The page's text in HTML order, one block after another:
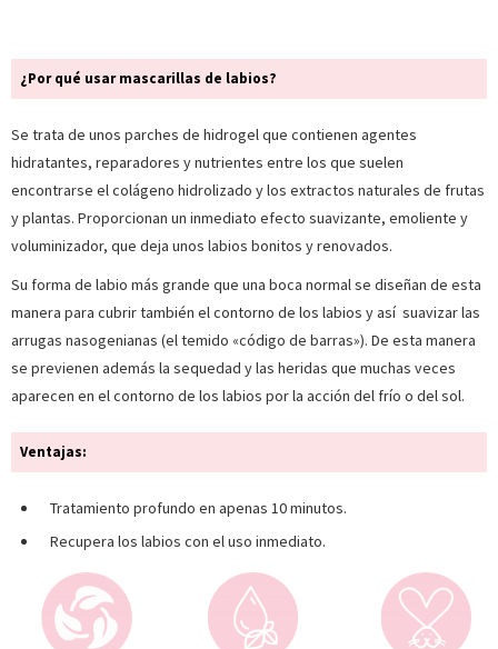
¿Por qué usar mascarillas de labios?
Se trata de unos parches de hidrogel que contienen agentes
hidratantes, reparadores y nutrientes entre los que suelen
encontrarse el colágeno hidrolizado y los extractos naturales de frutas
y plantas. Proporcionan un inmediato efecto suavizante, emoliente y
voluminizador, que deja unos labios bonitos y renovados.
Su forma de labio más grande que una boca normal se diseñan de esta
manera para cubrir también el contorno de los labios y así suavizar las
arrugas nasogenianas (el temido «código de barras»). De esta manera
se previenen además la sequedad y las heridas que muchas veces
aparecen en el contorno de los labios por la acción del frío o del sol.
Ventajas:
Tratamiento profundo en apenas 10 minutos.
Recupera los labios con el uso inmediato.